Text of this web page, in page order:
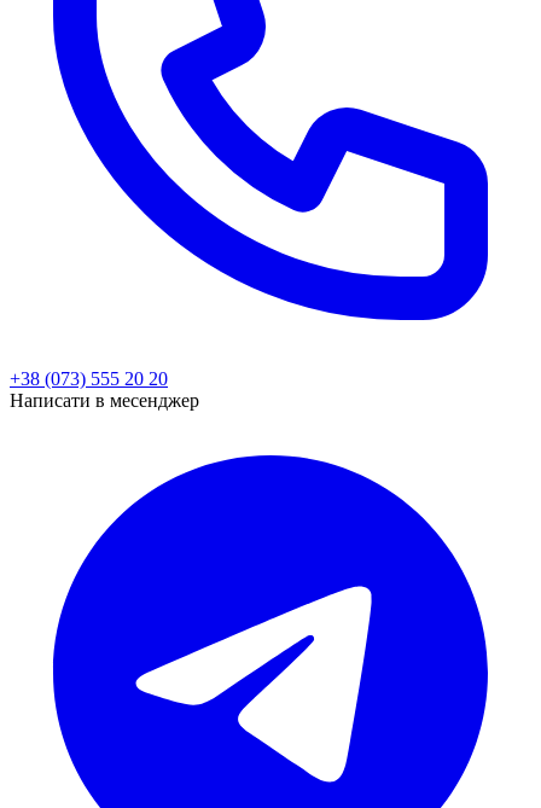
+38 (073) 555 20 20
Написати в месенджер